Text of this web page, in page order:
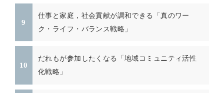
仕事と家庭，社会貢献が調和できる「真のワー
ク・ライフ・バランス戦略」
だれもが参加したくなる「地域コミュニティ活性
化戦略」